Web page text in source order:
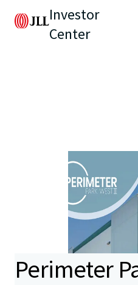
Investor
Center
Perimeter